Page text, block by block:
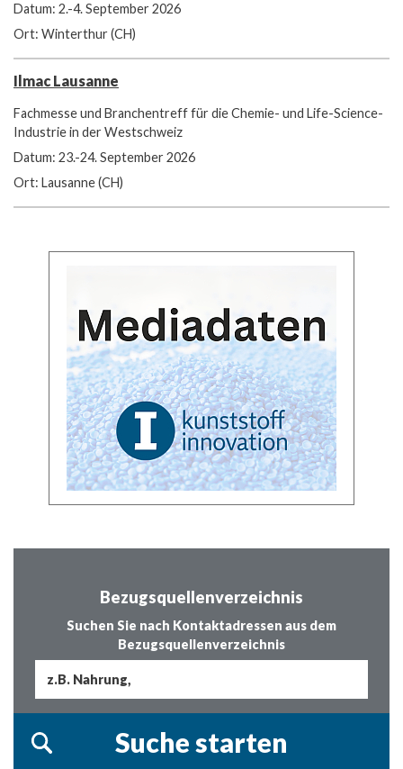
Datum: 2.-4. September 2026
Ort: Winterthur (CH)
Ilmac Lausanne
Fachmesse und Branchentreff für die Chemie- und Life-Science-
Industrie in der Westschweiz
Datum: 23.-24. September 2026
Ort: Lausanne (CH)
Bezugsquellenverzeichnis
Suchen Sie nach Kontaktadressen aus dem
Bezugsquellenverzeichnis